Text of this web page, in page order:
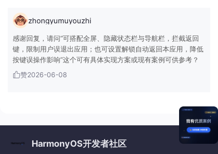
zhongyumuyouzhi
感谢回复，请问“可搭配全屏、隐藏状态栏与导航栏，拦截返回
键，限制用户误退出应用；也可设置解锁自动返回本应用，降低
按键误操作影响”这个可有具体实现方案或现有案例可供参考？
赞2026-06-08
HarmonyOS开发者社区